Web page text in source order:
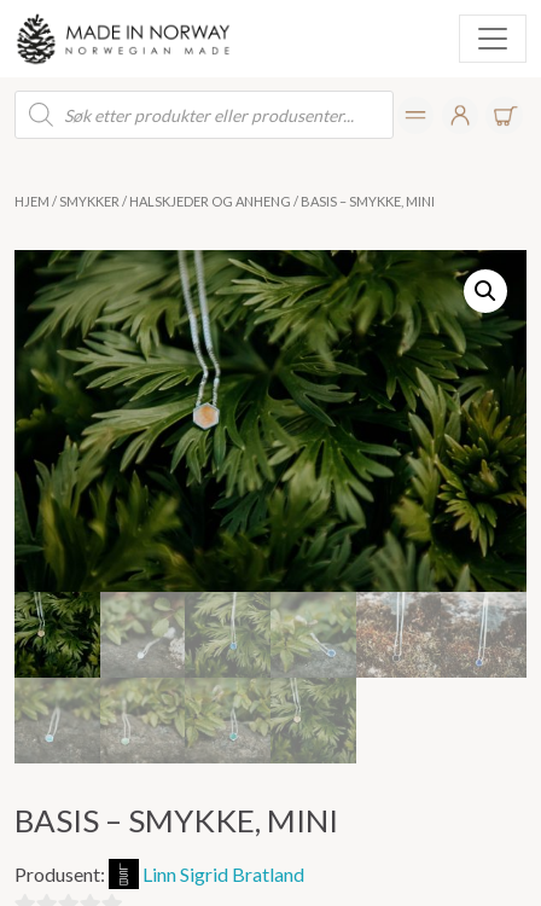
Products
search
HJEM / SMYKKER / HALSKJEDER OG ANHENG / BASIS – SMYKKE, MINI
BASIS – SMYKKE, MINI
Produsent: Linn Sigrid Bratland